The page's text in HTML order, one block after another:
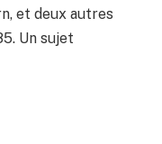
et deux autres
Un sujet